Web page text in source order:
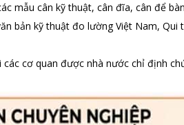
mẫu cân kỹ thuật, cân đĩa, cân để
bản kỹ thuật đo lường Việt Nam, Qui
các cơ quan được nhà nước chỉ định